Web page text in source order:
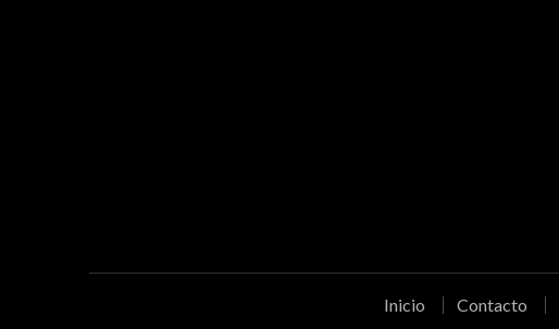
Inicio Contacto